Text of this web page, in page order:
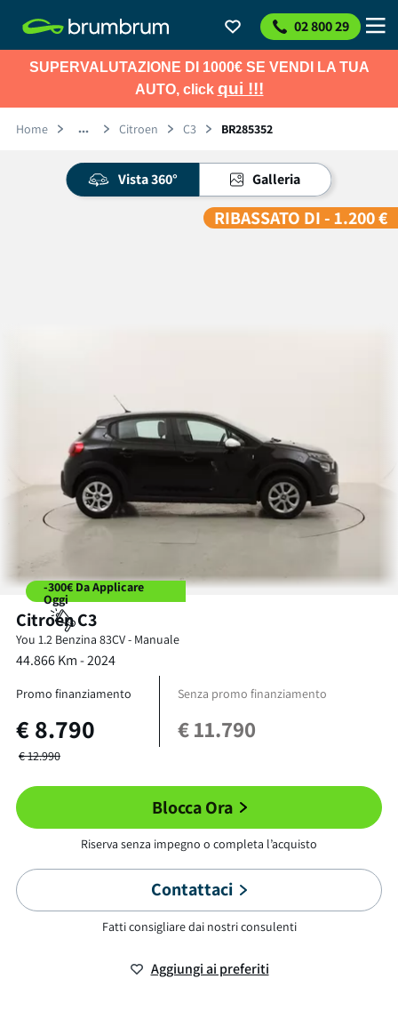
02 800 29
SUPERVALUTAZIONE DI 1000€ SE VENDI LA TUA
AUTO, click qui !!!
Home Citroen C3 BR285352
Vista 360° Galleria
RIBASSATO DI - 1.200 €
-300€ Da Applicare
Oggi
CitroenC3
You 1.2 Benzina 83CV- Manuale
44.866Km -2024
Promo finanziamento
€8.790
Senza promo finanziamento
€11.790
€12.990
Blocca Ora
Riserva senza impegno o completa l’acquisto
Contattaci
Fatti consigliare dai nostri consulenti
Aggiungi ai preferiti